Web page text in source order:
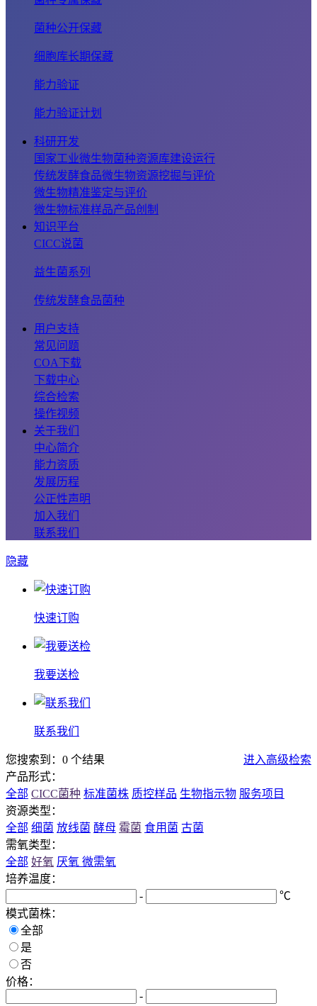
菌种公开保藏
细胞库长期保藏
能力验证
能力验证计划
科研开发
国家工业微生物菌种资源库建设运行
传统发酵食品微生物资源挖掘与评价
微生物精准鉴定与评价
微生物标准样品产品创制
知识平台
CICC说菌
益生菌系列
传统发酵食品菌种
用户支持
常见问题
COA下载
下载中心
综合检索
操作视频
关于我们
中心简介
能力资质
发展历程
公正性声明
加入我们
联系我们
隐藏
快速订购
我要送检
联系我们
您搜索到：0 个结果
进入高级检索
产品形式：
全部 CICC菌种 标准菌株 质控样品 生物指示物 服务项目
资源类型：
全部 细菌 放线菌 酵母 霉菌 食用菌 古菌
需氧类型：
全部 好氧 厌氧 微需氧
培养温度：
-
℃
模式菌株：
全部
是
否
价格：
-